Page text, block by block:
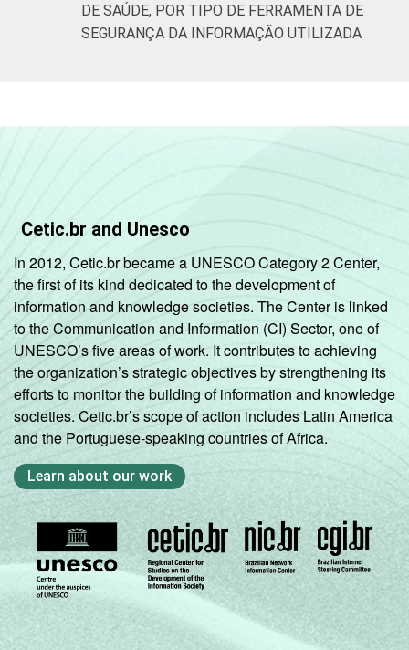
DE SAÚDE, POR TIPO DE FERRAMENTA DE
SEGURANÇA DA INFORMAÇÃO UTILIZADA
Cetic.br and Unesco
In 2012, Cetic.br became a UNESCO Category 2 Center,
the first of its kind dedicated to the development of
information and knowledge societies. The Center is linked
to the Communication and Information (CI) Sector, one of
UNESCO’s five areas of work. It contributes to achieving
the organization’s strategic objectives by strengthening its
efforts to monitor the building of information and knowledge
societies. Cetic.br’s scope of action includes Latin America
and the Portuguese-speaking countries of Africa.
Learn about our work